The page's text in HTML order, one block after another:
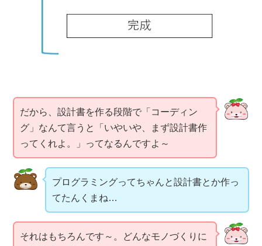
だから、設計書を作る段階で「コーディン
グ」なんて言うと「いやいや、まず設計書作
ってくれよ。」ってなるんですよ～
プログラミングってちゃんと設計書とか作っ
てたんくまね…
それはもちろんです～。どんなモノづくりに